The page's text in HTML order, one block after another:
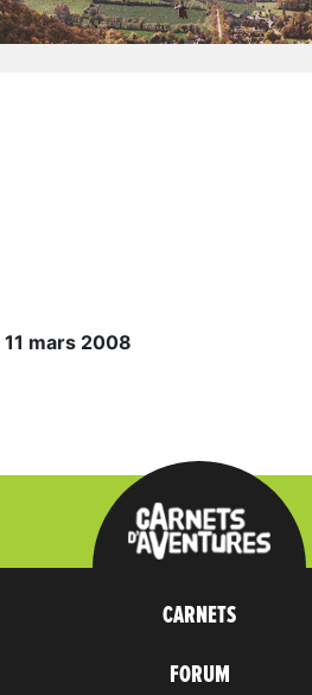
11 mars 2008
CARNETS
FORUM